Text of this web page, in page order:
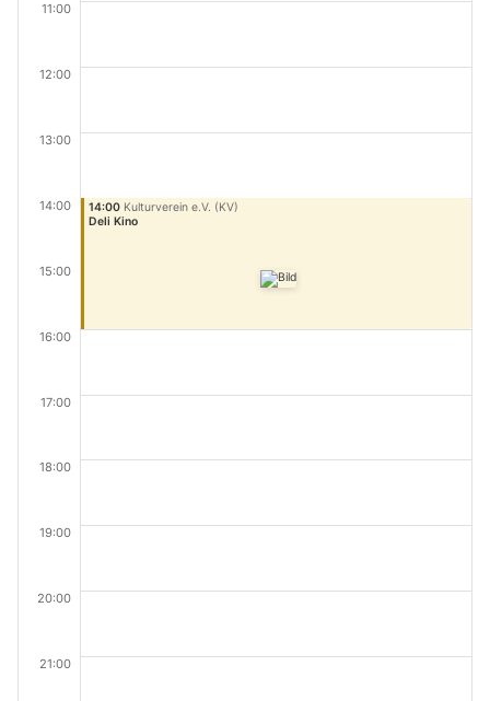
11:00
12:00
13:00
14:00
15:00
16:00
17:00
18:00
19:00
20:00
21:00
14:00 Kulturverein e.V. (KV)
Deli Kino